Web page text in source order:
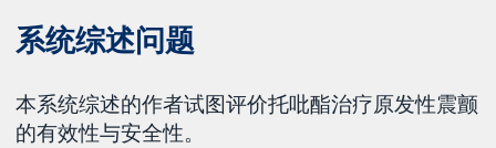
系统综述问题
本系统综述的作者试图评价托吡酯治疗原发性震颤
的有效性与安全性。